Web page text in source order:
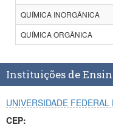
QUÍMICA INORGÂNICA
QUÍMICA ORGÂNICA
Instituições de
UNIVERSIDADE
CEP: